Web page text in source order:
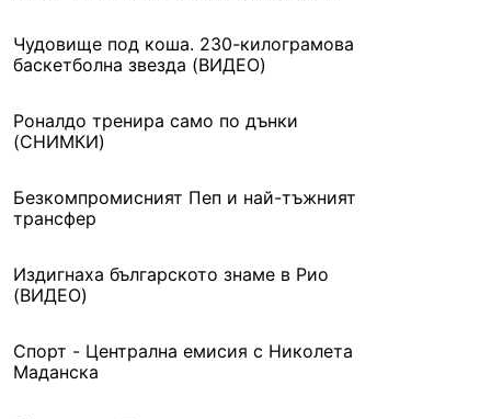
Чудовище под коша. 230-килограмова
баскетболна звезда (ВИДЕО)
Роналдо тренира само по дънки
(СНИМКИ)
Безкомпромисният Пеп и най-тъжният
трансфер
Издигнаха българското знаме в Рио
(ВИДЕО)
Спорт - Централна емисия с Николета
Маданска